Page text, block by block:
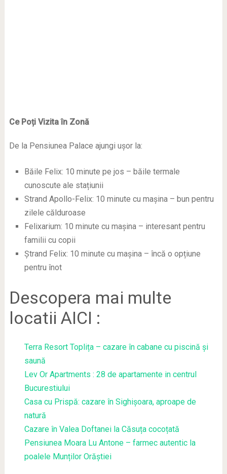
Ce Poți Vizita în Zonă
De la Pensiunea Palace ajungi ușor la:
Băile Felix: 10 minute pe jos – băile termale
cunoscute ale stațiunii
Strand Apollo-Felix: 10 minute cu mașina – bun pentru
zilele călduroase
Felixarium: 10 minute cu mașina – interesant pentru
familii cu copii
Ștrand Felix: 10 minute cu mașina – încă o opțiune
pentru înot
Descopera mai multe
locatii AICI :
Terra Resort Toplița – cazare în cabane cu piscină și
saună
Lev Or Apartments : 28 de apartamente in centrul
Bucurestiului
Casa cu Prispă: cazare în Sighișoara, aproape de
natură
Cazare în Valea Doftanei la Căsuța cocoțată
Pensiunea Moara Lu Antone – farmec autentic la
poalele Munților Orăștiei